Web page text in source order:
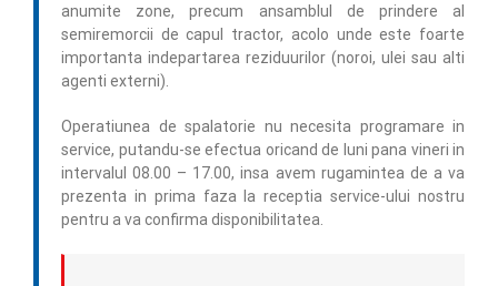
anumite zone, precum ansamblul de prindere al
semiremorcii de capul tractor, acolo unde este foarte
importanta indepartarea reziduurilor (noroi, ulei sau alti
agenti externi).
Operatiunea de spalatorie nu necesita programare in
service, putandu-se efectua oricand de luni pana vineri in
intervalul 08.00 – 17.00, insa avem rugamintea de a va
prezenta in prima faza la receptia service-ului nostru
pentru a va confirma disponibilitatea.